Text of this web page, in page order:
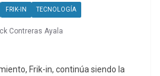
FRIK-IN TECNOLOGÍA
Contreras Ayala
Frik-in, continúa siendo la